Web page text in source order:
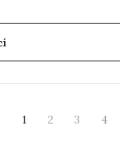
1 2 3
4